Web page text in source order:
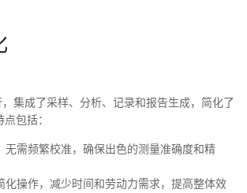
，集成了采样、分析、记录和报告生成，简化了
包括：
无需频繁校准，确保出色的测量准确度和精
化操作，减少时间和劳动力需求，提高整体效